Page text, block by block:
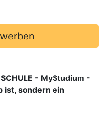
- MyStudium -
ist, sondern ein